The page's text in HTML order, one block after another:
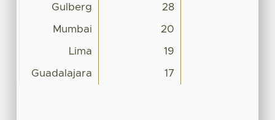
Gulberg 28
Mumbai 20
Lima 19
Guadalajara 17